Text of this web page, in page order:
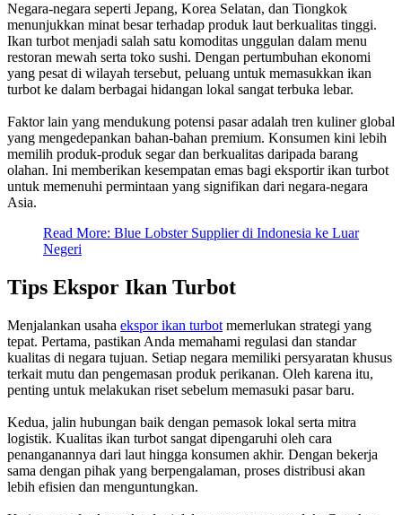
Negara-negara seperti Jepang, Korea Selatan, dan Tiongkok
menunjukkan minat besar terhadap produk laut berkualitas tinggi.
Ikan turbot menjadi salah satu komoditas unggulan dalam menu
restoran mewah serta toko sushi. Dengan pertumbuhan ekonomi
yang pesat di wilayah tersebut, peluang untuk memasukkan ikan
turbot ke dalam berbagai hidangan lokal sangat terbuka lebar.
Faktor lain yang mendukung potensi pasar adalah tren kuliner global
yang mengedepankan bahan-bahan premium. Konsumen kini lebih
memilih produk-produk segar dan berkualitas daripada barang
olahan. Ini memberikan kesempatan emas bagi eksportir ikan turbot
untuk memenuhi permintaan yang signifikan dari negara-negara
Asia.
Read More: Blue Lobster Supplier di Indonesia ke Luar
Negeri
Tips Ekspor Ikan Turbot
Menjalankan usaha ekspor ikan turbot memerlukan strategi yang
tepat. Pertama, pastikan Anda memahami regulasi dan standar
kualitas di negara tujuan. Setiap negara memiliki persyaratan khusus
terkait mutu dan pengemasan produk perikanan. Oleh karena itu,
penting untuk melakukan riset sebelum memasuki pasar baru.
Kedua, jalin hubungan baik dengan pemasok lokal serta mitra
logistik. Kualitas ikan turbot sangat dipengaruhi oleh cara
penanganannya dari laut hingga konsumen akhir. Dengan bekerja
sama dengan pihak yang berpengalaman, proses distribusi akan
lebih efisien dan menguntungkan.